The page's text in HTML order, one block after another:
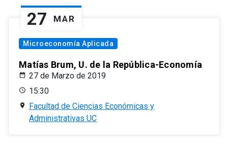
27 MAR
Microeconomía Aplicada
Matías Brum, U. de la República-Economía
27 de Marzo de 2019
15:30
Facultad de Ciencias Económicas y
Administrativas UC